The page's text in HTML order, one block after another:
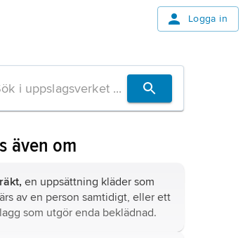
Logga in
även om
en uppsättning kläder som
av en person samtidigt, eller ett
som utgör enda beklädnad.